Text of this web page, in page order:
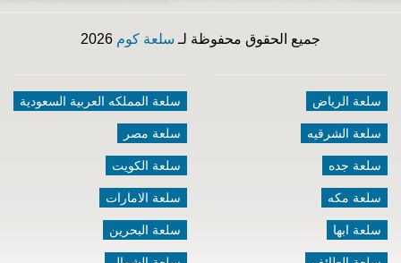
جميع الحقوق محفوظة لـ سلعة كوم
سلعة الرياض
سلعة الشرقيه
سلعة جده
سلعة مكه
سلعة ابها
سلعة المملكه العربية السعودية
سلعة مصر
سلعة الكويت
سلعة الامارات
سلعة البحرين